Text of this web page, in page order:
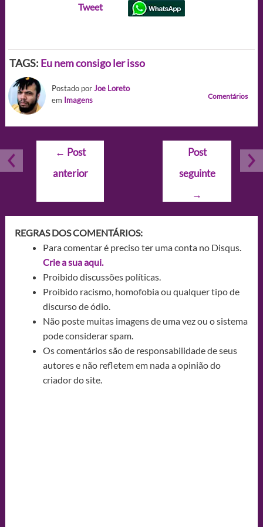
Tweet
TAGS: Eu nem consigo ler isso
Postado porJoe Loreto
em Imagens Comentários
Navegação
Post
← Post
anterior
Post
seguinte
→
REGRAS DOS COMENTÁRIOS:
Para comentar é preciso ter uma conta no Disqus.
Crie a sua aqui.
Proibido discussões políticas.
Proibido racismo, homofobia ou qualquer tipo de
discurso de ódio.
Não poste muitas imagens de uma vez ou o sistema
pode considerar spam.
Os comentários são de responsabilidade de seus
autores e não refletem em nada a opinião do
criador do site.